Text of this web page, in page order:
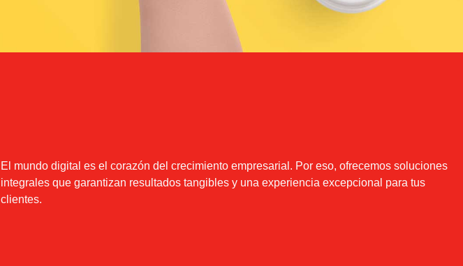
El mundo digital es el corazón del crecimiento empresarial. Por eso, ofrecemos soluciones
integrales que garantizan resultados tangibles y una experiencia excepcional para tus
clientes.